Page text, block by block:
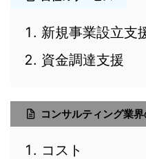
新規事業設立支
資金調達支援
コンサルティング業
コスト